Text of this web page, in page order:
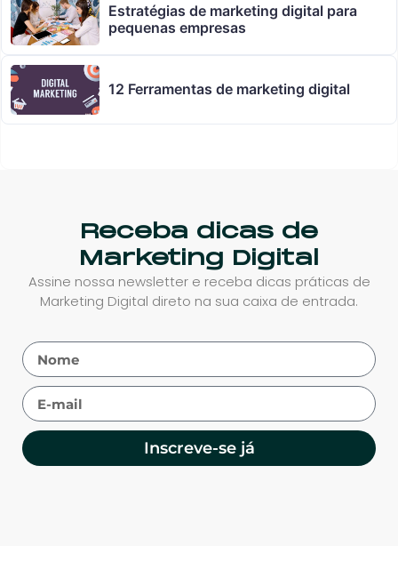
Estratégias de marketing digital para
pequenas empresas
12 Ferramentas de marketing digital
Receba dicas de
Marketing Digital
Assine nossa newsletter e receba dicas práticas de
Marketing Digital direto na sua caixa de entrada.
Inscreve-se já